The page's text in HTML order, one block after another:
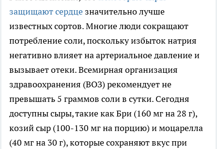
защищают сердце значительно лучше
известных сортов. Многие люди сокращают
потребление соли, поскольку избыток натрия
негативно влияет на артериальное давление и
вызывает отеки. Всемирная организация
здравоохранения (ВОЗ) рекомендует не
превышать 5 граммов соли в сутки. Сегодня
доступны сыры, такие как Бри (160 мг на 28 г),
козий сыр (100-130 мг на порцию) и моцарелла
(40 мг на 30 г), которые сохраняют вкус при